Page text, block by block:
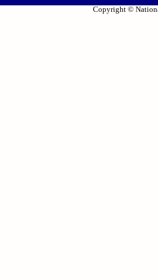
Copyright ©